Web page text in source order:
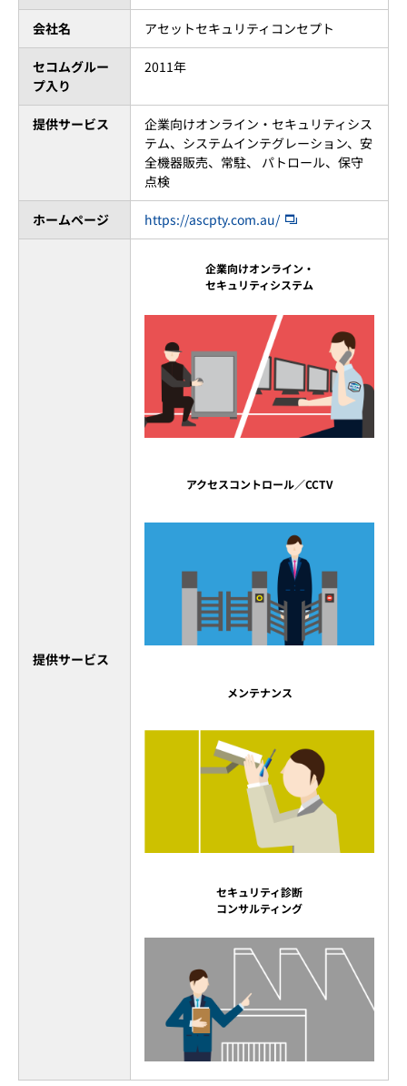
会社名 アセットセキュリティコンセプト
セコムグルー
プ入り
2011年
提供サービス
企業向けオンライン・セキュリティシス
テム、システムインテグレーション、安
全機器販売、常駐、 パトロール、保守
点検
ホームページ https://ascpty.com.au/
提供サービス
企業向けオンライン・
セキュリティシステム
アクセスコントロール／CCTV
メンテナンス
セキュリティ診断
コンサルティング